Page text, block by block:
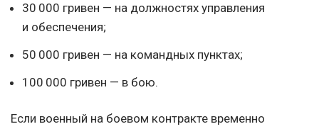
30 000 гривен — на должностях управления
и обеспечения;
50 000 гривен — на командных пунктах;
100 000 гривен — в бою.
Если военный на боевом контракте временно